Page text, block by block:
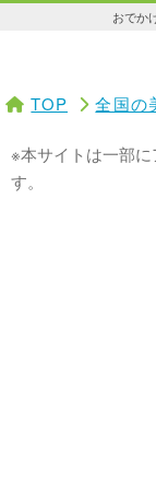
おでか
TOP 全国の
※本サイトは一部
す。